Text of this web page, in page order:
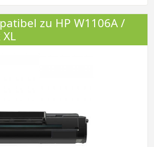
zu HP W1106A /